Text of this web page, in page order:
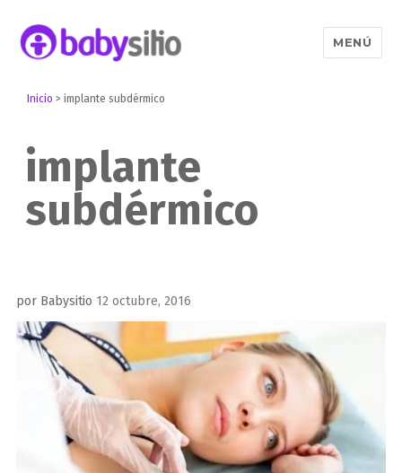
MENÚ
Inicio >implante subdérmico
implante
subdérmico
por Babysitio Publicado
12 octubre, 2016